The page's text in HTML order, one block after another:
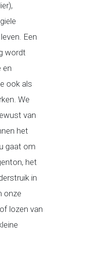
Een
wordt
en
ook als
We
van
het
gaat om
het
in
onze
lozen van